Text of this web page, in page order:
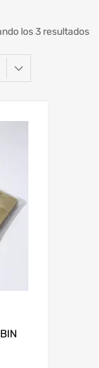
los 3 resultados